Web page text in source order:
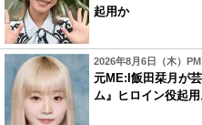
起用か
2026年8月6日（木）
元ME:I飯田栞月が
ム』ヒロイン役起